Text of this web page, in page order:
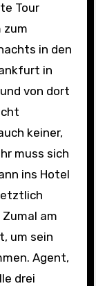
Tour
zum
in den
in
von dort
keiner,
muss sich
ins Hotel
am
um sein
Agent,
drei